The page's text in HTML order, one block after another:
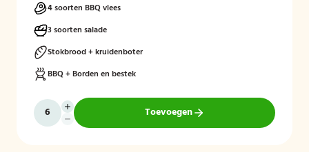
4 soorten BBQ vlees
3 soorten salade
Stokbrood + kruidenboter
BBQ + Borden en bestek
Toevoegen